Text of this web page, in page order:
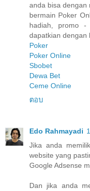
anda bisa dengan
bermain Poker
hadiah, promo
dapatkian dengan
Poker
Poker Online
Sbobet
Dewa Bet
Ceme Online
ตอบ
Edo Rahmayadi
Jika anda
website yang
Google Adsense
Dan jika anda